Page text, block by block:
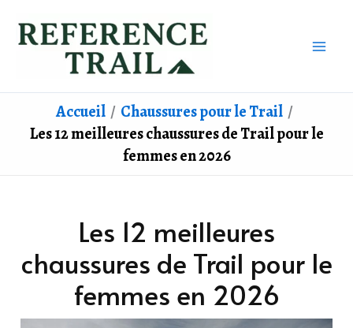
Accueil
Chaussures pour le Trail
Les 12 meilleures chaussures de Trail pour le
femmes en 2026
Les 12 meilleures
chaussures de Trail pour le
femmes en 2026